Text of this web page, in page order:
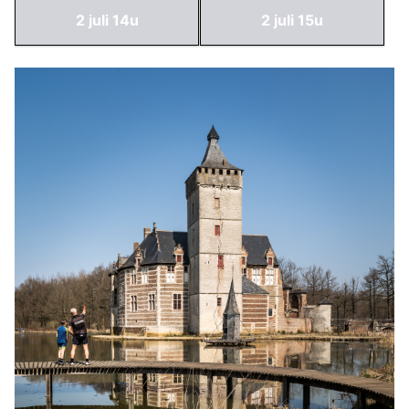
2 juli 14u 2 juli 15u